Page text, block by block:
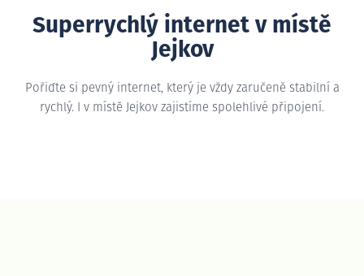
Superrychlý internet v místě
Jejkov
Pořiďte si pevný internet, který je vždy zaručeně stabilní a
rychlý. I v místě Jejkov zajistíme spolehlivé připojení.